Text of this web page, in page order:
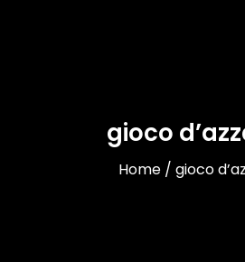
gioco
Home / gioco